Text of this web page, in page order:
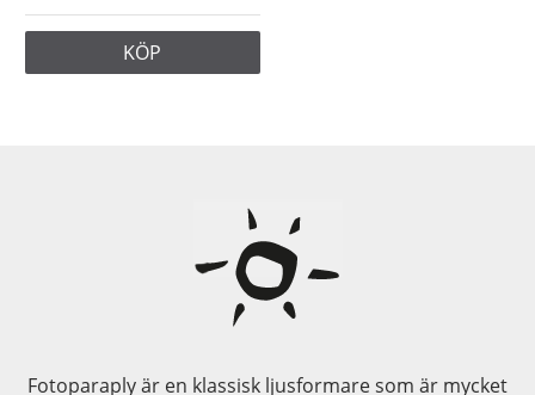
KÖP
Fotoparaply är en klassisk ljusformare som är mycket